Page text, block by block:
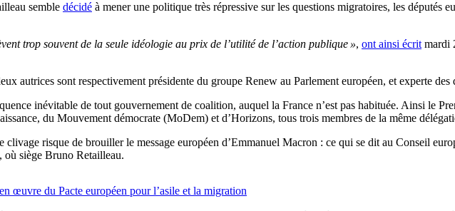
semble décidé à mener une politique très répressive sur les questions migratoires, les députés
trop souvent de la seule idéologie au prix de l’utilité de l’action publique », ont ainsi écrit mardi
autrices sont respectivement présidente du groupe Renew au Parlement européen, et experte
inévitable de tout gouvernement de coalition, auquel la France n’est pas habituée. Ainsi le
du Mouvement démocrate (MoDem) et d’Horizons, tous trois membres de la même
clivage risque de brouiller le message européen d’Emmanuel Macron : ce qui se dit au Conseil
où siège Bruno Retailleau.
œuvre du Pacte européen pour l’asile et la migration